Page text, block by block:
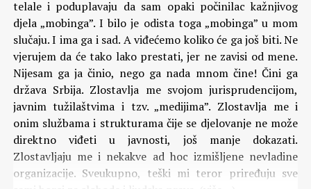
Komentari
telale i poduplavaju da sam opaki počinilac kažnjivog
djela „mobinga”. I bilo je odista toga „mobinga” u mom
slučaju. I ima ga i sad. A viđećemo koliko će ga još biti. Ne
vjerujem da će tako lako prestati, jer ne zavisi od mene.
Nijesam ga ja činio, nego ga nada mnom čine! Čini ga
država Srbija. Zlostavlja me svojom jurisprudencijom,
javnim tužilaštvima i tzv. „medijima”. Zlostavlja me i
onim službama i strukturama čije se djelovanje ne može
direktno viđeti u javnosti, još manje dokazati.
Zlostavljaju me i nekakve ad hoc izmišljene nevladine
organizacije. Sveukupno, teški mi teror priređuju sve